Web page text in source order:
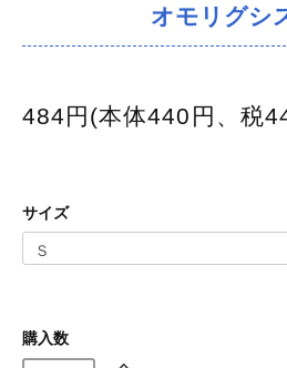
オモリグシ
484円(本体440円、税
サイズ
購入数